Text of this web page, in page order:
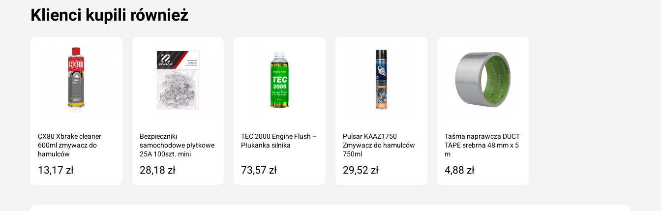
Klienci kupili również
CX80 Xbrake cleaner
600ml zmywacz do
hamulców
13,17 zł
Bezpieczniki
samochodowe płytkowe
25A 100szt. mini
28,18 zł
TEC 2000 Engine Flush –
Płukanka silnika
73,57 zł
Pulsar KAAZT750
Zmywacz do hamulców
750ml
29,52 zł
Taśma naprawcza DUCT
TAPE srebrna 48 mm x 5
m
4,88 zł